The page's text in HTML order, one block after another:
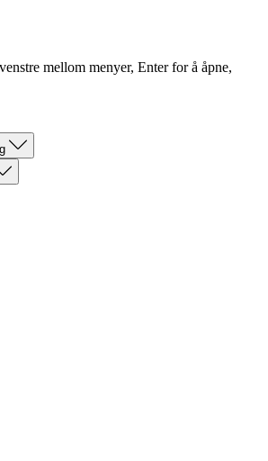
mellom menyer, Enter for å åpne,